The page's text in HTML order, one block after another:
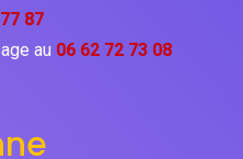
87
au 06 62 72 73 08